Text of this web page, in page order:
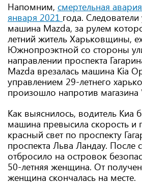
Напомним, смертельная
января 2021 года.
машина Mazda, за рулем
летний житель Харьковщины,
Южнопроэктной со стороны
направлении проспекта
Mazda врезалась машина Кіа
управлением 29-летнего
произошло напротив магазина
Как выяснилось, водитель Киа
машина превысила скорость и
красный свет по проспекту
проспекта Льва Ландау. После
отбросило на островок
50-летняя женщина. От
женщина скончалась на месте.